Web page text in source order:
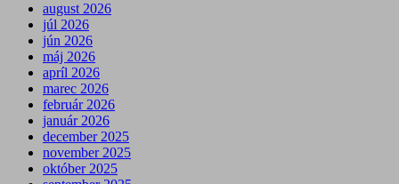
august 2026
júl 2026
jún 2026
máj 2026
apríl 2026
marec 2026
február 2026
január 2026
december 2025
november 2025
október 2025